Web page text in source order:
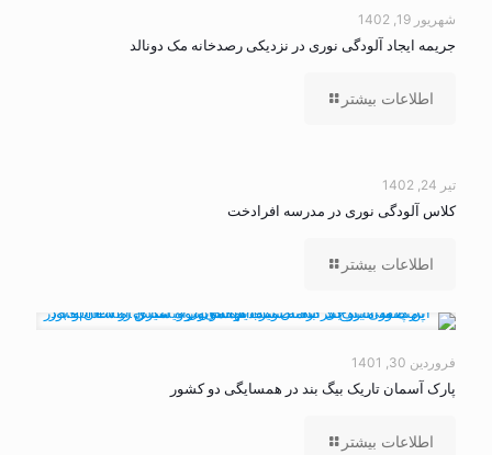
شهریور 19, 1402
جریمه ایجاد آلودگی نوری در نزدیکی رصدخانه مک دونالد
اطلاعات بیشتر
تیر 24, 1402
کلاس آلودگی نوری در مدرسه افرادخت
اطلاعات بیشتر
فروردین 30, 1401
پارک آسمان تاریک بیگ بند در همسایگی دو کشور
اطلاعات بیشتر